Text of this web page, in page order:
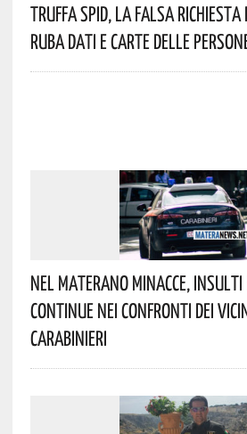
Truffa Spid, La Falsa Richiesta
Ruba Dati E Carte Delle
Nel Materano Minacce, Insulti
Continue Nei Confronti Dei
Carabinieri